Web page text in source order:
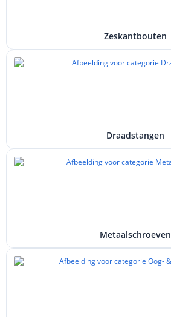
Zeskantbouten
Draadstangen
Metaalschroeven